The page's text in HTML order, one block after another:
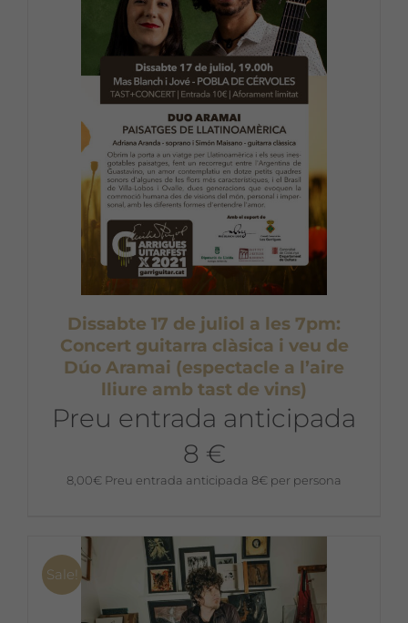
Dissabte 17 de juliol a les 7pm:
Concert guitarra clàsica i veu de
Dúo Aramai (espectacle a l’aire
lliure amb tast de vins)
Preu entrada anticipada
8 €
8,00€ Preu entrada anticipada 8€ per persona
Sale!